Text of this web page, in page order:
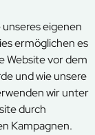
eigenen
ermöglichen es
Website vor dem
und wie unsere
wir unter
durch
Kampagnen.